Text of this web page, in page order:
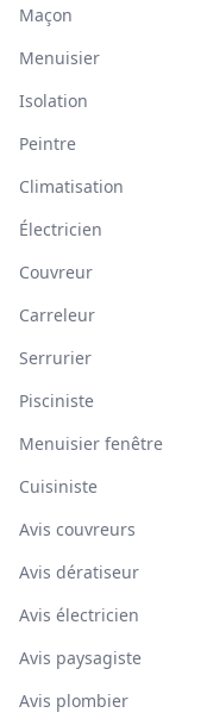
Maçon
Menuisier
Isolation
Peintre
Climatisation
Électricien
Couvreur
Carreleur
Serrurier
Pisciniste
Menuisier fenêtre
Cuisiniste
Avis couvreurs
Avis dératiseur
Avis électricien
Avis paysagiste
Avis plombier